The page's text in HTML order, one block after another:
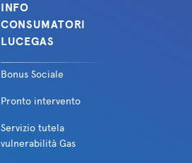
INFO
CONSUMATORI
LUCEGAS
Bonus Sociale
Pronto intervento
Servizio tutela
vulnerabilità Gas